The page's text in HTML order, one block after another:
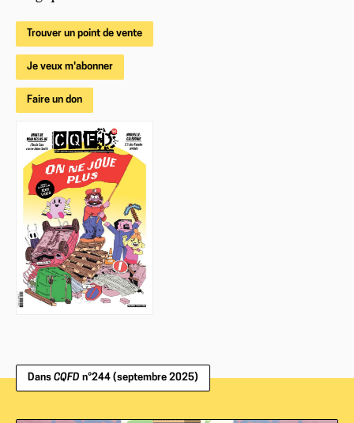
Trouver un point de vente
Je veux m'abonner
Faire un don
Dans CQFD n°244 (septembre 2025)